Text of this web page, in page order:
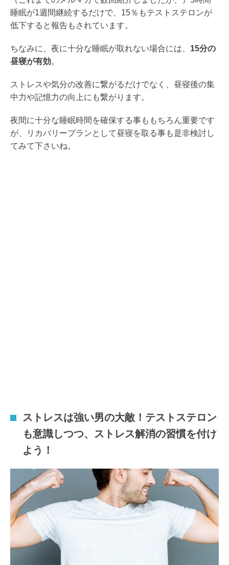
睡眠が1週間継続するだけで、15％もテストステロンが
低下すると報告もされています。
ちなみに、夜に十分な睡眠が取れない場合には、 15分の
昼寝が有効。
ストレスや気分の改善に繋がるだけでなく、昼寝後の集
中力や記憶力の向上にも繋がります。
夜間に十分な睡眠時間を確保する事ももちろん重要です
が、リカバリープランとして昼寝を取る事も是非検討し
てみて下さいね。
ストレスは強い男の大敵！テストステロン
も意識しつつ、ストレス解消の習慣を付け
よう！